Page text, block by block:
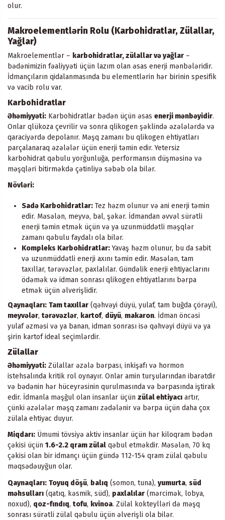
olur.
Makroelementlərin Rolu (Karbohidratlar, Zülallar,
Yağlar)
Makroelementlər – karbohidratlar, zülallar və yağlar –
bədənimizin fəaliyyəti üçün lazım olan əsas enerji mənbələridir.
İdmançıların qidalanmasında bu elementlərin hər birinin spesifik
və vacib rolu var.
Karbohidratlar
Əhəmiyyəti: Karbohidratlar bədən üçün əsas enerji mənbəyidir.
Onlar qlükoza çevrilir və sonra qlikogen şəklində əzələlərdə və
qaraciyərdə depolanır. Məşq zamanı bu qlikogen ehtiyatları
parçalanaraq əzələlər üçün enerji təmin edir. Yetersiz
karbohidrat qəbulu yorğunluğa, performansın düşməsinə və
məşqləri bitirməkdə çətinliyə səbəb ola bilər.
Növləri:
Sadə Karbohidratlar: Tez həzm olunur və ani enerji təmin
edir. Məsələn, meyvə, bal, şəkər. İdmandan əvvəl sürətli
enerji təmin etmək üçün və ya uzunmüddətli məşqlər
zamanı qəbulu faydalı ola bilər.
Kompleks Karbohidratlar:Yavaş həzm olunur, bu da sabit
və uzunmüddətli enerji axını təmin edir. Məsələn, tam
taxıllar, tərəvəzlər, paxlalılar. Gündəlik enerji ehtiyaclarını
ödəmək və idman sonrası qlikogen ehtiyatlarını bərpa
etmək üçün əlverişlidir.
Qaynaqları: Tam taxıllar (qəhvəyi düyü, yulaf, tam buğda çörəyi),
meyvələr, tərəvəzlər, kartof, düyü, makaron. İdman öncəsi
yulaf əzməsi və ya banan, idman sonrası isə qəhvəyi düyü və ya
şirin kartof ideal seçimlərdir.
Zülallar
Əhəmiyyəti: Zülallar əzələ bərpası, inkişafı və hormon
istehsalında kritik rol oynayır. Onlar amin turşularından ibarətdir
və bədənin hər hüceyrəsinin qurulmasında və bərpasında iştirak
edir. İdmanla məşğul olan insanlar üçün zülal ehtiyacı artır,
çünki əzələlər məşq zamanı zədələnir və bərpa üçün daha çox
zülala ehtiyac duyur.
Miqdarı: Ümumi tövsiyə aktiv insanlar üçün hər kiloqram bədən
çəkisi üçün 1.6-2.2 qram zülal qəbul etməkdir. Məsələn, 70 kq
çəkisi olan bir idmançı üçün gündə 112-154 qram zülal qəbulu
məqsədəuyğun olar.
Qaynaqları: Toyuq döşü, balıq (somon, tuna), yumurta, süd
məhsulları (qatıq, kəsmik, süd), paxlalılar (mərcimək, lobya,
noxud), qoz-fındıq, tofu, kvinoa. Zülal kokteylləri də məşq
sonrası sürətli zülal qəbulu üçün əlverişli ola bilər.